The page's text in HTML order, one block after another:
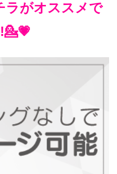
ラがオススメで